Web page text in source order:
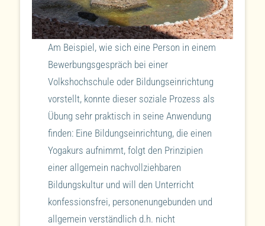
Am Beispiel, wie sich eine Person in einem
Bewerbungsgespräch bei einer
Volkshochschule oder Bildungseinrichtung
vorstellt, konnte dieser soziale Prozess als
Übung sehr praktisch in seine Anwendung
finden: Eine Bildungseinrichtung, die einen
Yogakurs aufnimmt, folgt den Prinzipien
einer allgemein nachvollziehbaren
Bildungskultur und will den Unterricht
konfessionsfrei, personenungebunden und
allgemein verständlich d.h. nicht